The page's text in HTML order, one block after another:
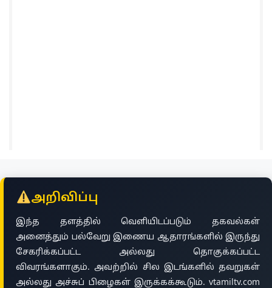
அறிவிப்பு
இந்த தளத்தில் வெளியிடப்படும் தகவல்கள்
அனைத்தும் பல்வேறு இணைய ஆதாரங்களில் இருந்து
சேகரிக்கப்பட்ட அல்லது தொகுக்கப்பட்ட
விவரங்களாகும். அவற்றில் சில இடங்களில் தவறுகள்
அல்லது அச்சுப் பிழைகள் இருக்கக்கூடும். vtamiltv.com